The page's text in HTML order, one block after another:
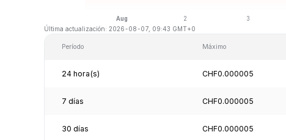
Última actualización: 2026-08-07, 09:43 GMT+0
Período Máximo
24 hora(s) CHF0.000005
7 días CHF0.000005
30 días CHF0.000005